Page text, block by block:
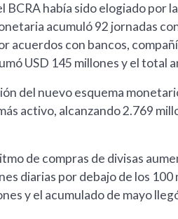
BCRA había sido elogiado
acumuló 92 jornadas
acuerdos con bancos,
USD 145 millones y el total
del nuevo esquema
activo, alcanzando 2.769
de compras de divisas
diarias por debajo de los 100
y el acumulado de mayo